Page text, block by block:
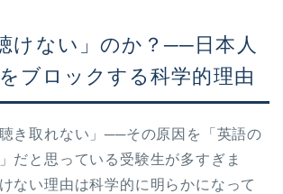
けない」のか？──日本人
ブロックする科学的理由
聴き取れない」──その原因を「英語の
だと思っている受験生が多すぎま
ない理由は科学的に明らかになって